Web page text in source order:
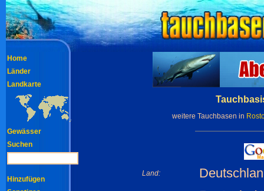
weitere Tauchbasen in
Land:
Home
Länder
Landkarte
Gewässer
Suchen
Hinzufügen